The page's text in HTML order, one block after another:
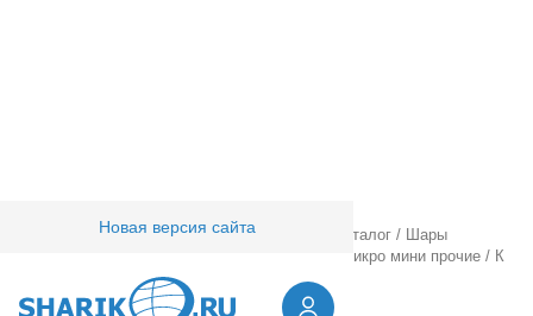
Новая версия сайта
Товары для праздника/ Оптовый каталог /
Шары
Микро мини прочие / К
М/ФИГУРА Бант золотой сатин